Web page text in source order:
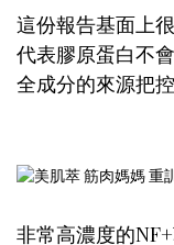
這份報告基面上
代表膠原蛋白不
全成分的來源把
非常高濃度的